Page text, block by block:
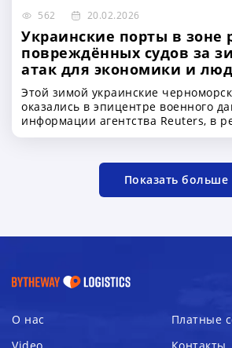
562 20.02.2026
Украинские порты в зоне
повреждённых судов за
атак для экономики и
Этой зимой украинские
оказались в эпицентре военного
информации агентства Reuters, в
российских ударов по портовой
судов. Речь идёт не только о
или выбитых иллюминаторах —
тонн продовольствия, валютных
Показать больше
О нас
Платные